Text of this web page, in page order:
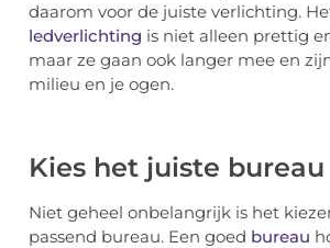
daarom voor de juiste verlichting.
ledverlichting is niet alleen prettig
maar ze gaan ook langer mee en
milieu en je ogen.
Kies het juiste bureau
Niet geheel onbelangrijk is het
passend bureau. Een goed bureau